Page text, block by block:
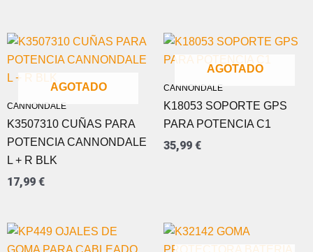
AGOTADO
CANNONDALE
K3507310 CUÑAS PARA
POTENCIA CANNONDALE
L + R BLK
17,99 €
AGOTADO
CANNONDALE
K18053 SOPORTE GPS
PARA POTENCIA C1
35,99 €